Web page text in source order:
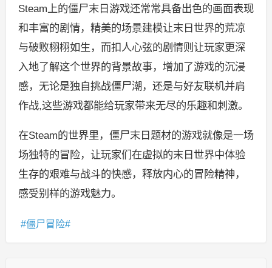
Steam上的僵尸末日游戏还常常具备出色的画面表现
和丰富的剧情，精美的场景建模让末日世界的荒凉
与破败栩栩如生，而扣人心弦的剧情则让玩家更深
入地了解这个世界的背景故事，增加了游戏的沉浸
感，无论是独自挑战僵尸潮，还是与好友联机并肩
作战,这些游戏都能给玩家带来无尽的乐趣和刺激。
在Steam的世界里，僵尸末日题材的游戏就像是一场
场独特的冒险，让玩家们在虚拟的末日世界中体验
生存的艰难与战斗的快感，释放内心的冒险精神，
感受别样的游戏魅力。
僵尸冒险